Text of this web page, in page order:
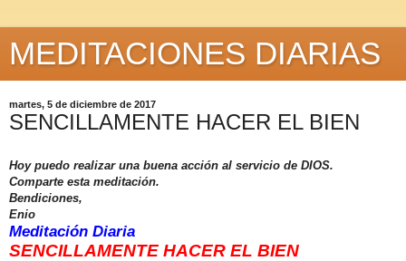
MEDITACIONES DIARIAS
martes, 5 de diciembre de 2017
SENCILLAMENTE HACER EL BIEN
Hoy puedo realizar una buena acción al servicio de DIOS.
Comparte esta meditación.
Bendiciones,
Enio
Meditación Diaria
SENCILLAMENTE HACER EL BIEN